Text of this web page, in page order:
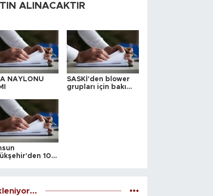
ALINACAKTIR
NAYLONU
SASKİ'den blower
grupları için bakım
10